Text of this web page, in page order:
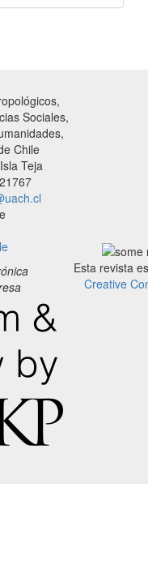
Sociales,
Chile
Teja
Esta revista
Creative